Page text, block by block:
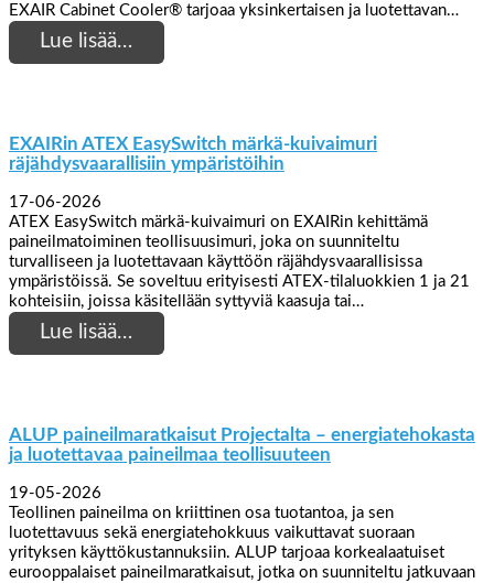
EXAIR Cabinet Cooler® tarjoaa yksinkertaisen ja luotettavan…
Lue lisää…
EXAIRin ATEX EasySwitch märkä-kuivaimuri
räjähdysvaarallisiin ympäristöihin
17-06-2026
ATEX EasySwitch märkä-kuivaimuri on EXAIRin kehittämä
paineilmatoiminen teollisuusimuri, joka on suunniteltu
turvalliseen ja luotettavaan käyttöön räjähdysvaarallisissa
ympäristöissä. Se soveltuu erityisesti ATEX-tilaluokkien 1 ja 21
kohteisiin, joissa käsitellään syttyviä kaasuja tai…
Lue lisää…
ALUP paineilmaratkaisut Projectalta – energiatehokasta
ja luotettavaa paineilmaa teollisuuteen
19-05-2026
Teollinen paineilma on kriittinen osa tuotantoa, ja sen
luotettavuus sekä energiatehokkuus vaikuttavat suoraan
yrityksen käyttökustannuksiin. ALUP tarjoaa korkealaatuiset
eurooppalaiset paineilmaratkaisut, jotka on suunniteltu jatkuvaan